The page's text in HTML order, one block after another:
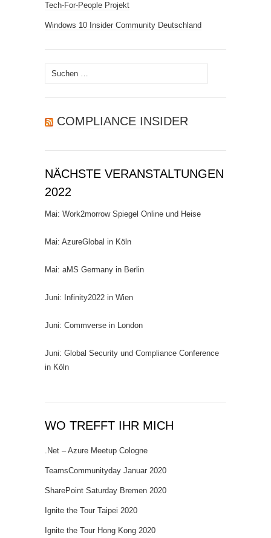
Tech-For-People Projekt
Windows 10 Insider Community Deutschland
Suchen
nach:
COMPLIANCE INSIDER
NÄCHSTE VERANSTALTUNGEN
2022
Mai: Work2morrow Spiegel Online und Heise
Mai: AzureGlobal in Köln
Mai: aMS Germany in Berlin
Juni: Infinity2022 in Wien
Juni: Commverse in London
Juni: Global Security und Compliance Conference
in Köln
WO TREFFT IHR MICH
.Net – Azure Meetup Cologne
TeamsCommunityday Januar 2020
SharePoint Saturday Bremen 2020
Ignite the Tour Taipei 2020
Ignite the Tour Hong Kong 2020